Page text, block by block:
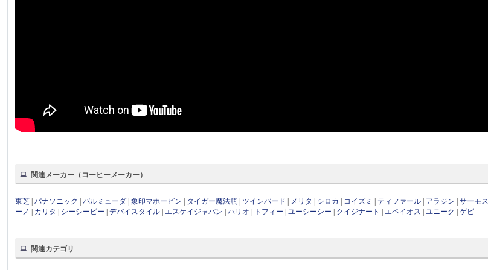
関連メーカー（コーヒーメーカー）
東芝 |パナソニック |バルミューダ |象印マホービン | タイガー魔法瓶 | ツインバード | メリタ | シロカ | コイズミ | ティファール | アラジン |サーモス
ーノ | カリタ | シーシーピー |デバイスタイル | エスケイジャパン |ハリオ | トフィー | ユーシーシー | クイジナート | エペイオス | ユニーク |ゲビ
関連カテゴリ